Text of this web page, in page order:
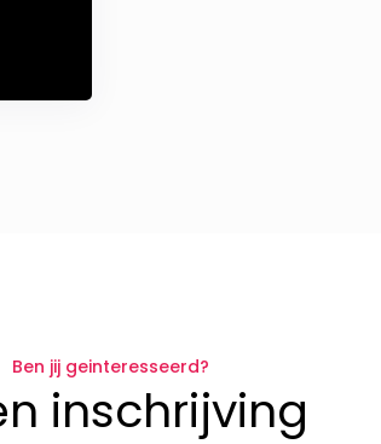
Ben jij geinteresseerd?
inschrijving